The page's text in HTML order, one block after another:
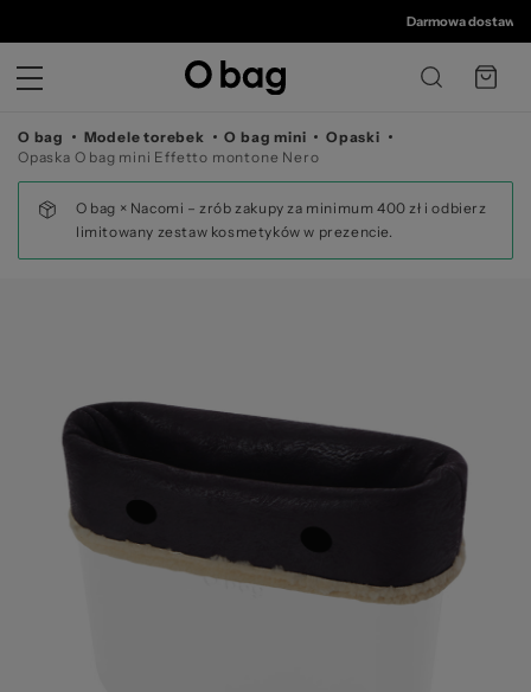
©
Darmowa dostawa od
O bag Modele torebek O bag mini
Opaski
Opaska O bag mini Effetto montone Nero
O bag × Nacomi – zrób zakupy za minimum 400 zł i odbierz
limitowany zestaw kosmetyków w prezencie.